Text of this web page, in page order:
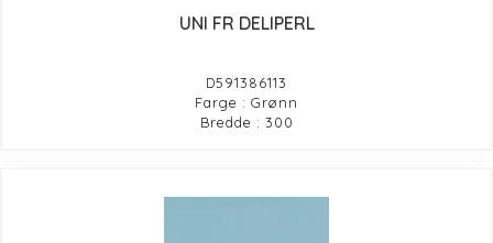
UNI FR DELIPERL
D591386113
Farge : Grønn
Bredde : 300